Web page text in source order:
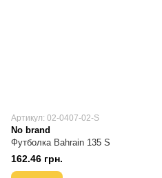
Артикул: 02-0407-02-S
No brand
Футболка Bahrain 135 S
162.46 грн.